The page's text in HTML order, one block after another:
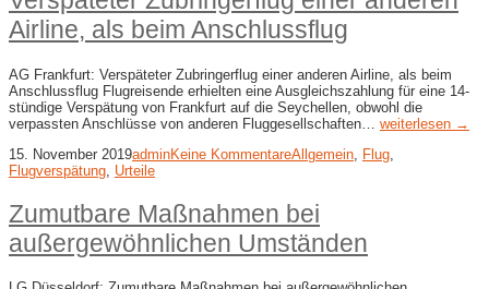
Airline, als beim Anschlussflug
AG Frankfurt: Verspäteter Zubringerflug einer anderen Airline, als beim
Anschlussflug Flugreisende erhielten eine Ausgleichszahlung für eine 14-
stündige Verspätung von Frankfurt auf die Seychellen, obwohl die
verpassten Anschlüsse von anderen Fluggesellschaften… weiterlesen →
15. November 2019adminKeine KommentareAllgemein Flug
Flugverspätung Urteile
Zumutbare Maßnahmen bei
außergewöhnlichen Umständen